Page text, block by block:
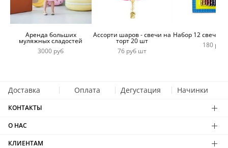
Аренда больших
муляжных сладостей
3000 руб
Ассорти шаров - свечи на
торт 20 шт
76 руб шт
Набор 12 свечей
180 руб
Доставка Оплата Дегустация Начинки
КОНТАКТЫ
О НАС
КЛИЕНТАМ